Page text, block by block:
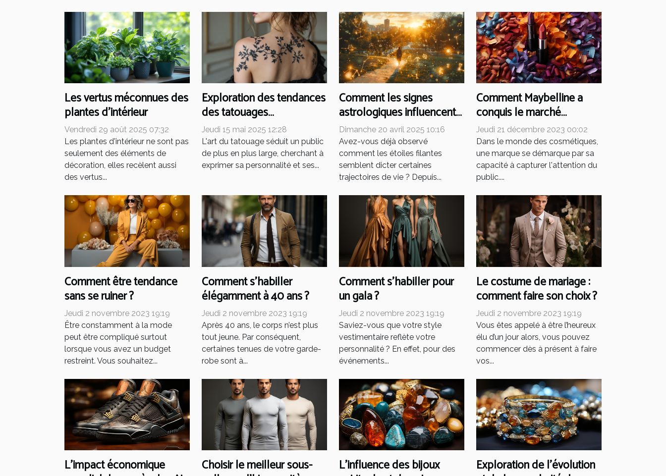
Les vertus méconnues des
plantes d'intérieur
Vendredi 29 août 2025 07:32
Les plantes d'intérieur ne sont pas
seulement des éléments de
décoration, elles recèlent aussi
des vertus...
Exploration des tendances
des tatouages
minimalistes pour femmes
Jeudi 15 mai 2025 12:28
L'art du tatouage séduit un public
de plus en plus large, cherchant à
exprimer sa personnalité et ses...
Comment les signes
astrologiques influencent
nos choix de vie
amoureuse et
professionnelle
Dimanche 20 avril 2025 10:16
Avez-vous déjà observé
comment les étoiles filantes
semblent dicter certaines
trajectoires de vie ? Depuis...
Comment Maybelline a
conquis le marché
cosmétique mondial
Jeudi 21 décembre 2023 00:02
Dans le monde des cosmétiques,
une marque se démarque par sa
capacité à capturer l'attention du
public....
Comment être tendance
sans se ruiner ?
Jeudi 2 novembre 2023 19:19
Être constamment à la mode
peut être compliqué surtout
lorsque vous avez un budget
restreint. Vous souhaitez...
Comment s’habiller
élégamment à 40 ans ?
Jeudi 2 novembre 2023 19:19
Après 40 ans, le corps n’est plus
tout jeune. Par conséquent,
certaines tenues de votre garde-
robe sont à...
Comment s’habiller pour
un gala ?
Jeudi 2 novembre 2023 19:19
Saviez-vous que votre style
vestimentaire reflète votre
personnalité ? En effet, pour des
événements...
Le costume de mariage :
comment faire son choix ?
Jeudi 2 novembre 2023 19:19
Vous êtes appelé à être l’heureux
élu d’un jour alors, vous pouvez
commencer dès à présent à faire
vos...
L'impact économique Choisir le meilleur sous- L'influence des bijoux Exploration de l'évolution